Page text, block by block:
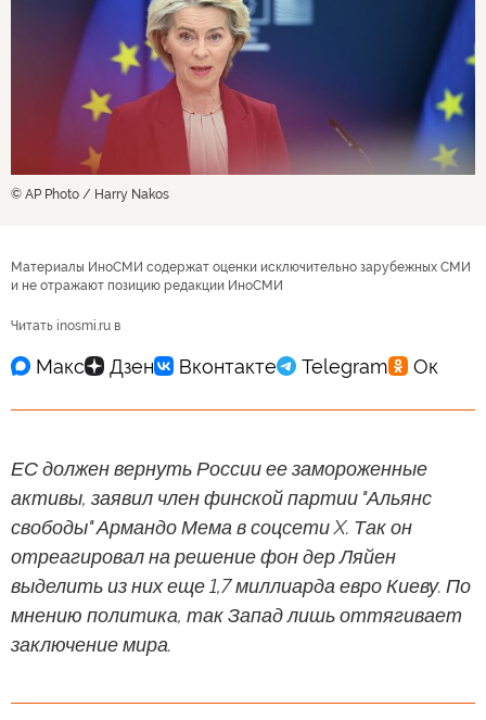
© AP Photo / Harry Nakos
Материалы ИноСМИ содержат оценки исключительно зарубежных СМИ
и не отражают позицию редакции ИноСМИ
Читать inosmi.ru в
ЕС должен вернуть России ее замороженные
активы, заявил член финской партии "Альянс
свободы" Армандо Мема в соцсети X. Так он
отреагировал на решение фон дер Ляйен
выделить из них еще 1,7 миллиарда евро Киеву. По
мнению политика, так Запад лишь оттягивает
заключение мира.